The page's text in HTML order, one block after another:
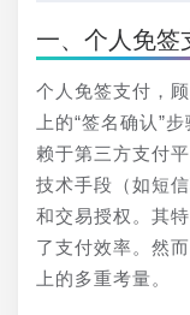
一、个人免签
个人免签支付，
上的“签名确认”
赖于第三方支付
技术手段（如短
和交易授权。其
了支付效率。然
上的多重考量。